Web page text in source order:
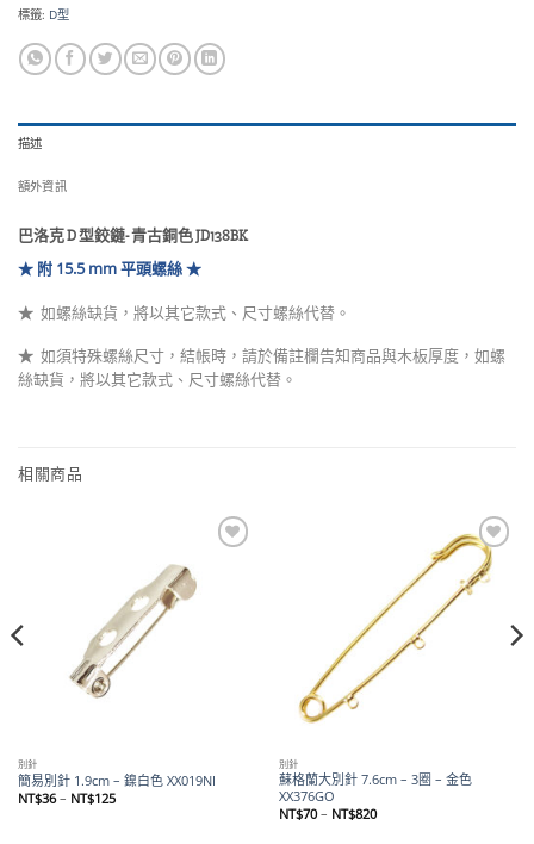
標籤: D型
描述
額外資訊
巴洛克 D 型鉸鏈- 青古銅色 JD138BK
★ 附 15.5 mm 平頭螺絲 ★
★ 如螺絲缺貨，將以其它款式、尺寸螺絲代替。
★ 如須特殊螺絲尺寸，結帳時，請於備註欄告知商品與木板厚度，如螺
絲缺貨，將以其它款式、尺寸螺絲代替。
相關商品
別針
簡易別針 1.9cm – 鎳白色 XX019NI
NT$36 – NT$125價
Add to
wishlist
別針
蘇格蘭大別針 7.6cm – 3圈 – 金色
XX376GO
NT$70 – NT$820價